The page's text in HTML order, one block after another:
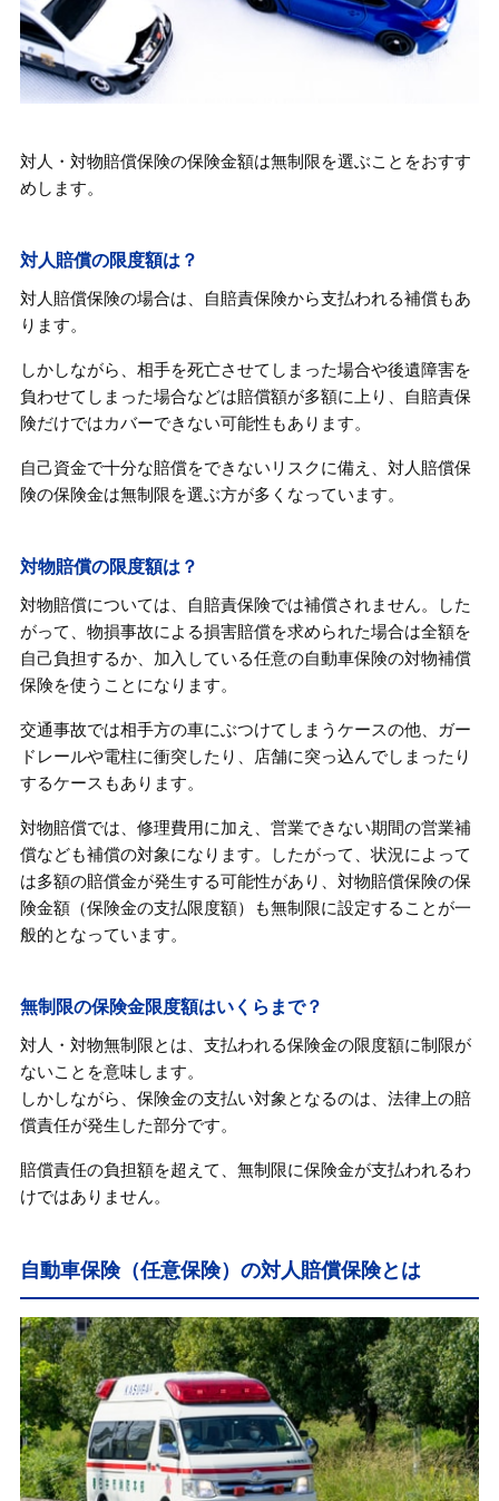
人身事故で発生する賠償金額
対人対物無制限についてまとめ
対人・対物賠償保険の保険金額は無制限を選ぶことをおすす
めします。
対人賠償の限度額は？
対人賠償保険の場合は、自賠責保険から支払われる補償もあ
ります。
しかしながら、相手を死亡させてしまった場合や後遺障害を
負わせてしまった場合などは賠償額が多額に上り、自賠責保
険だけではカバーできない可能性もあります。
自己資金で十分な賠償をできないリスクに備え、対人賠償保
険の保険金は無制限を選ぶ方が多くなっています。
対物賠償の限度額は？
対物賠償については、自賠責保険では補償されません。した
がって、物損事故による損害賠償を求められた場合は全額を
自己負担するか、加入している任意の自動車保険の対物補償
保険を使うことになります。
交通事故では相手方の車にぶつけてしまうケースの他、ガー
ドレールや電柱に衝突したり、店舗に突っ込んでしまったり
するケースもあります。
対物賠償では、修理費用に加え、営業できない期間の営業補
償なども補償の対象になります。したがって、状況によって
は多額の賠償金が発生する可能性があり、対物賠償保険の保
険金額（保険金の支払限度額）も無制限に設定することが一
般的となっています。
無制限の保険金限度額はいくらまで？
対人・対物無制限とは、支払われる保険金の限度額に制限が
ないことを意味します。
しかしながら、保険金の支払い対象となるのは、法律上の賠
償責任が発生した部分です。
賠償責任の負担額を超えて、無制限に保険金が支払われるわ
けではありません。
自動車保険（任意保険）の対人賠償保険とは